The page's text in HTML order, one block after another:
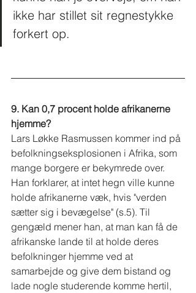
ikke har stillet sit regnestykke
forkert op.
9. Kan 0,7 procent holde afrikanerne
hjemme?
Lars Løkke Rasmussen kommer ind på
befolkningseksplosionen i Afrika, som
mange borgere er bekymrede over.
Han forklarer, at intet hegn ville kunne
holde afrikanerne væk, hvis "verden
sætter sig i bevægelse" (s.5). Til
gengæld mener han, at man kan få de
afrikanske lande til at holde deres
befolkninger hjemme ved at
samarbejde og give dem bistand og
lade nogle studerende komme hertil,